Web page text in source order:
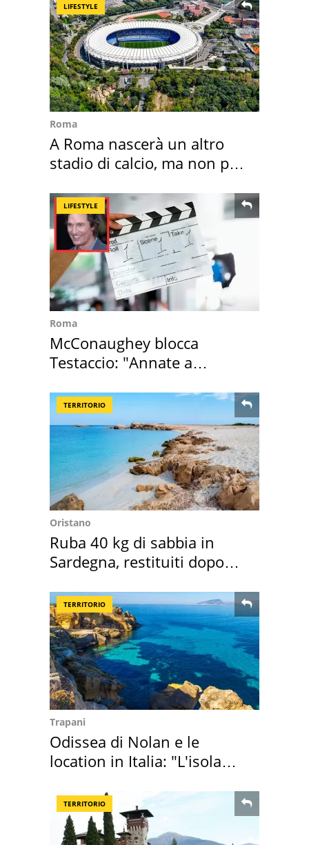
LIFESTYLE
Roma
A Roma nascerà un altro
stadio di calcio, ma non per
LIFESTYLE
Roma
McConaughey blocca
Testaccio: "Annate a
TERRITORIO
Oristano
Ruba 40 kg di sabbia in
Sardegna, restituiti dopo
TERRITORIO
Trapani
Odissea di Nolan e le
location in Italia: "L'isola
TERRITORIO